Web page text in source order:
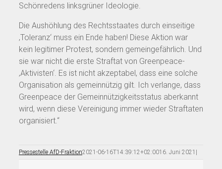
Schönredens linksgrüner Ideologie.
Die Aushöhlung des Rechtsstaates durch einseitige
‚Toleranz‘ muss ein Ende haben! Diese Aktion war
kein legitimer Protest, sondern gemeingefährlich. Und
sie war nicht die erste Straftat von Greenpeace-
‚Aktivisten‘. Es ist nicht akzeptabel, dass eine solche
Organisation als gemeinnützig gilt. Ich verlange, dass
Greenpeace der Gemeinnützigkeitsstatus aberkannt
wird, wenn diese Vereinigung immer wieder Straftaten
organisiert.“
Pressestelle AfD-Fraktion2021-06-16T14:39:12+02:0016. Juni 2021 |